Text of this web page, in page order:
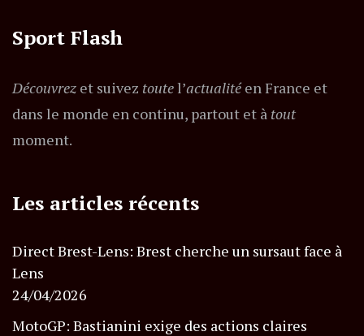
Sport Flash
Découvrez et suivez toutel’actualitéen France et
dans le monde en continu, partout et à tout
moment.
Les articles récents
Direct Brest-Lens: Brest cherche un sursaut face à
Lens
24/04/2026
MotoGP: Bastianini exige des actions claires